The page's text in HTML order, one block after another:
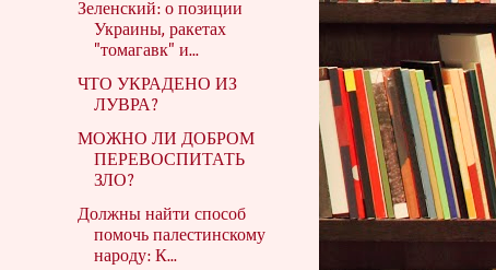
Зеленский: о позиции
Украины, ракетах
"томагавк" и...
ЧТО УКРАДЕНО ИЗ
ЛУВРА?
МОЖНО ЛИ ДОБРОМ
ПЕРЕВОСПИТАТЬ
ЗЛО?
Должны найти способ
помочь палестинскому
народу: К...